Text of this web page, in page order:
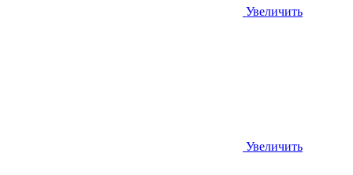
Увеличить
Увеличить